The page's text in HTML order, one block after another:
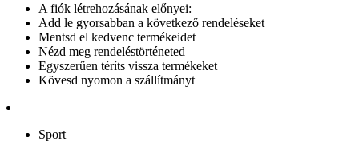
A fiók létrehozásának előnyei:
Add le gyorsabban a következő rendeléseket
Mentsd el kedvenc termékeidet
Nézd meg rendeléstörténeted
Egyszerűen téríts vissza termékeket
Kövesd nyomon a szállítmányt
Sport